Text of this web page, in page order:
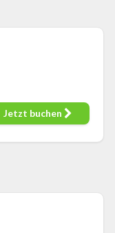
Jetzt buchen